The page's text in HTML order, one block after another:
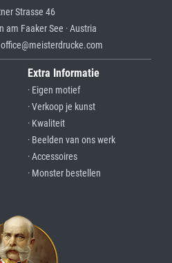
Strasse 46
am Faaker See · Austria
Extra Informatie
· Eigen motief
· Verkoop je kunst
· Kwaliteit
· Beelden van ons werk
· Accessoires
· Monster bestellen